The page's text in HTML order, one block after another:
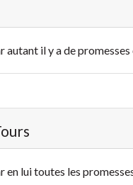
autant il y a de
en lui toutes les